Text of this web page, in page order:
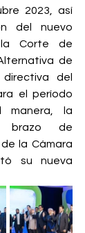
2023, así
del nuevo
Corte de
de
del
el período
manera, la
brazo de
la Cámara
su nueva